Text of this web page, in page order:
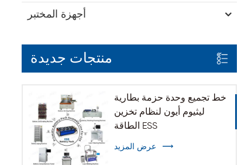
أجهزة المختبر
منتجات جديدة
خط تجميع وحدة حزمة بطارية
ليثيوم أيون لنظام تخزين
الطاقة ESS
عرض المزيد